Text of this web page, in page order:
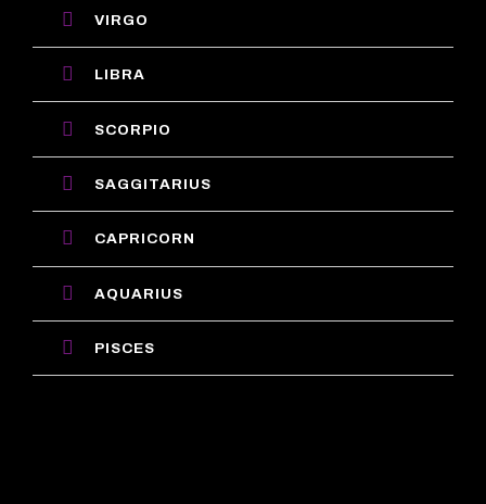
VIRGO
LIBRA
SCORPIO
SAGGITARIUS
CAPRICORN
AQUARIUS
PISCES